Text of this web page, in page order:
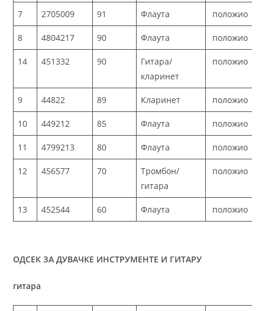
7 2705009 91 Флаута положио
8 4804217 90 Флаута положио
14 451332 90
Гитара/
кларинет
положио
9 44822 89 Кларинет положио
10 449212 85 Флаута положио
11 4799213 80 Флаута положио
12 456577 70
Тромбон/
гитара
положио
13 452544 60 Флаута положио
ОДСЕК ЗА ДУВАЧКЕ ИНСТРУМЕНТЕ И ГИТАРУ
гитара